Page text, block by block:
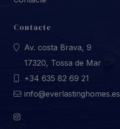
Contacte
Av. costa Brava, 9
17320, Tossa de Mar
+34 635 82 69 21
info@everlastinghomes.es